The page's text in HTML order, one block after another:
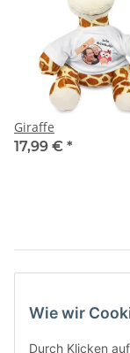
Giraffe
17,99 € *
Wie wir
Durch Klicken